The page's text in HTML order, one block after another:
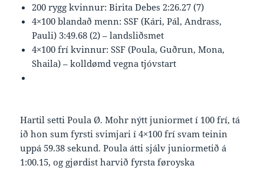
200 rygg kvinnur: Birita Debes 2:26.27 (7)
4×100 blandað menn: SSF (Kári, Pál, Andrass,
Pauli) 3:49.68 (2) – landsliðsmet
4×100 frí kvinnur: SSF (Poula, Guðrun, Mona,
Shaila) – kolldømd vegna tjóvstart
Hartil setti Poula Ø. Mohr nýtt juniormet í 100 frí, tá
ið hon sum fyrsti svimjari í 4×100 frí svam teinin
uppá 59.38 sekund. Poula átti sjálv juniormetið á
1:00.15, og gjørdist harvið fyrsta føroyska